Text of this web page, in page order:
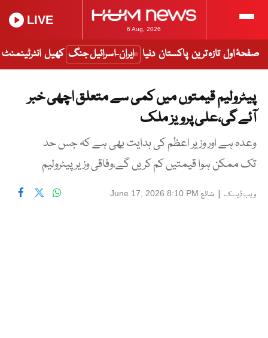
6 Aug, 2026
LIVE
صفحۂ اول تازہ ترین پاکستان دنیا ایران-اسرائیل جنگ کھیل انٹرٹینمنٹ
پیٹرولیم قیمتوں میں کمی سے متعلق اچھی خبر
آئے گی،علی پرویز ملک
وعدہ ہے اور وزیر اعظم کی ہدایت بھی ہے کہ جس حد
تک ممکن ہوا قیمتیں کم کریں گے،وفاقی وزیر پیٹرولیم
ویب ڈیسک | شائع June 17, 2026 8:10 PM